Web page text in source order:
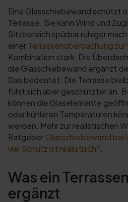
Eine Glasschiebewand schützt
Terrasse. Sie kann Wind und
Sitzbereich spürbar ruhiger
einerTerrassenüberdachung
Kombination stark. Die
die Glasschiebewand ergänzt
Das bedeutet: Die Terrasse
fühlt sich aber geschützter an.
können die Glaselemente
oder kühleren Temperaturen
werden. Mehr zur realistischen
RatgeberGlasschiebewand bei
viel Schutz ist realistisch?
Was ein
ergänzt